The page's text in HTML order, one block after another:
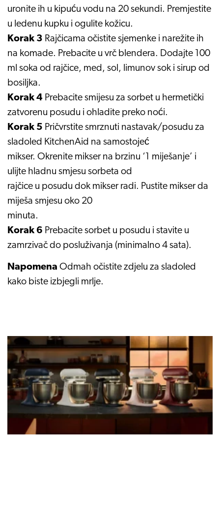
uronite ih u kipuću vodu na 20 sekundi. Premjestite
u ledenu kupku i ogulite kožicu.
Korak 3 Rajčicama očistite sjemenke i narežite ih
na komade. Prebacite u vrč blendera. Dodajte 100
ml soka od rajčice, med, sol, limunov sok i sirup od
bosiljka.
Korak 4 Prebacite smijesu za sorbet u hermetički
zatvorenu posudu i ohladite preko noći.
Korak 5 Pričvrstite smrznuti nastavak/posudu za
sladoled KitchenAid na samostojeć
mikser. Okrenite mikser na brzinu ‘1 miješanje’ i
ulijte hladnu smjesu sorbeta od
rajčice u posudu dok mikser radi. Pustite mikser da
miješa smjesu oko 20
minuta.
Korak 6 Prebacite sorbet u posudu i stavite u
zamrzivač do posluživanja (minimalno 4 sata).
Napomena Odmah očistite zdjelu za sladoled
kako biste izbjegli mrlje.